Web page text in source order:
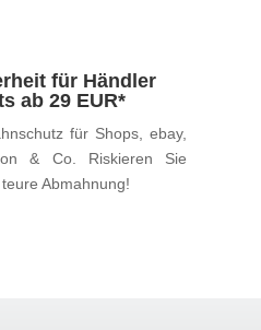
für Händler
ab 29 EUR*
für Shops, ebay,
& Co. Riskieren Sie
Abmahnung!